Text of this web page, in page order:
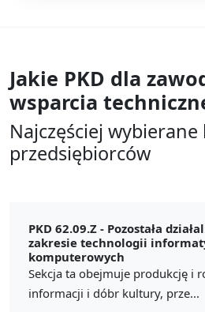
Jakie PKD dla
wsparcia
Najczęściej wybierane
przedsiębiorców
PKD 62.09.Z - Pozostała
zakresie technologii
komputerowych
Sekcja ta obejmuje produkcję i
informacji i dóbr kultury, prze...